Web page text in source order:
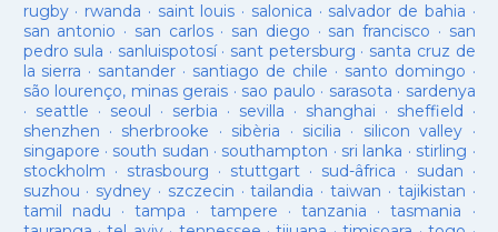
rugby· rwanda · saint louis · salonica · salvador de bahia ·
san antonio · san carlos· san diego · san francisco · san
pedro sula · sanluispotosí· sant petersburg · santa cruz de
la sierra · santander · santiago de chile · santo domingo ·
são lourenço, minas gerais · sao paulo · sarasota · sardenya
· seattle · seoul · serbia · sevilla · shanghai · sheffield ·
shenzhen · sherbrooke · sibèria · sicilia · silicon valley ·
singapore · south sudan · southampton · sri lanka · stirling ·
stockholm · strasbourg · stuttgart· sud-âfrica · sudan ·
suzhou · sydney · szczecin ·tailandia ·taiwan · tajikistan ·
tamil nadu ·tampa · tampere · tanzania ·tasmania ·